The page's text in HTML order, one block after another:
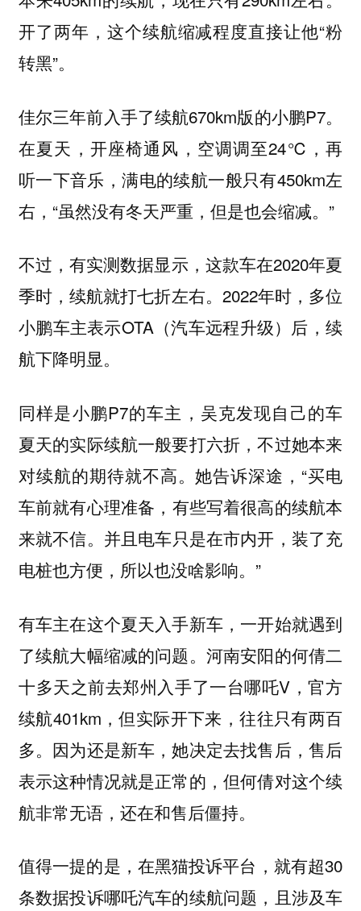
开了两年，这个续航缩减程度直接让他“粉
转黑”。
佳尔三年前入手了续航670km版的小鹏P7。
在夏天，开座椅通风，空调调至24℃，再
听一下音乐，满电的续航一般只有450km左
右，“虽然没有冬天严重，但是也会缩减。”
不过，有实测数据显示，这款车在2020年夏
季时，续航就打七折左右。2022年时，多位
小鹏车主表示OTA（汽车远程升级）后，续
航下降明显。
同样是小鹏P7的车主，吴克发现自己的车
夏天的实际续航一般要打六折，不过她本来
对续航的期待就不高。她告诉深途，“买电
车前就有心理准备， 有些写着很高的续航本
来就不信。并且电车只是在市内开，装了充
电桩也方便，所以也没啥影响。”
有车主在这个夏天入手新车，一开始就遇到
了续航大幅缩减的问题。河南安阳的何倩二
十多天之前去郑州入手了一台哪吒V，官方
续航401km，但实际开下来，往往只有两百
多。因为还是新车，她决定去找售后，售后
表示这种情况就是正常的，但何倩对这个续
航非常无语，还在和售后僵持。
值得一提的是，在黑猫投诉平台，就有超30
条数据投诉哪吒汽车的续航问题，且涉及车